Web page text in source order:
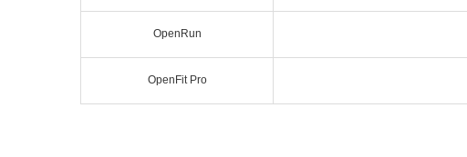
OpenRun
OpenFit Pro